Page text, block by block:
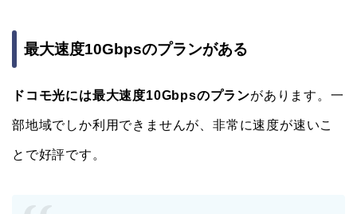
最大速度10Gbpsのプランがある
ドコモ光には最大速度10Gbpsのプランがあります。一
部地域でしか利用できませんが、非常に速度が速いこ
とで好評です。